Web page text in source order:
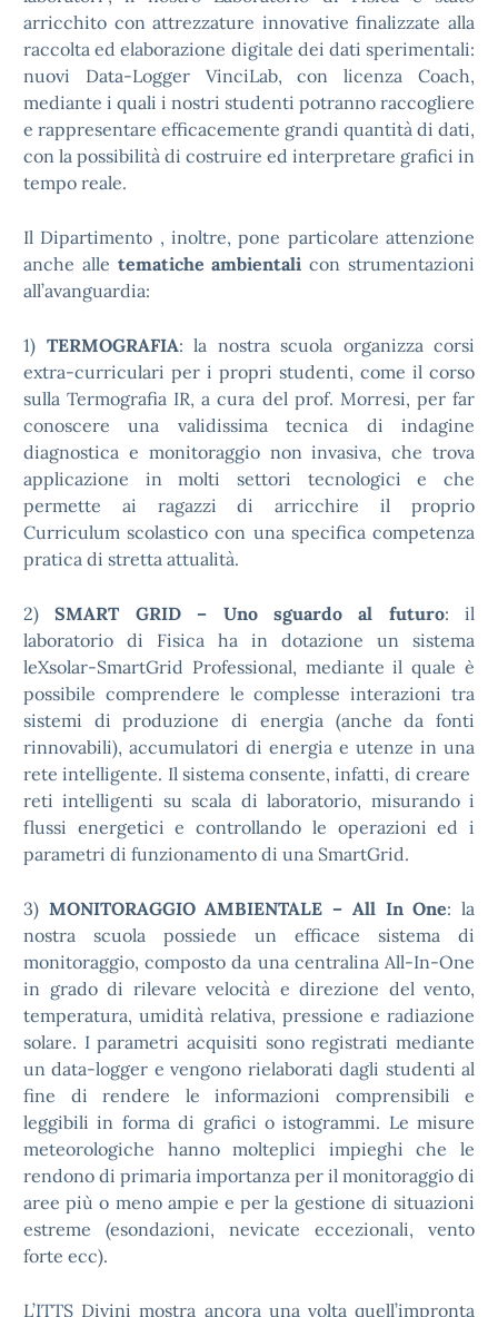
arricchito con attrezzature innovative finalizzate alla
raccolta ed elaborazione digitale dei dati sperimentali:
nuovi Data-Logger VinciLab, con licenza Coach,
mediante i quali i nostri studenti potranno raccogliere
e rappresentare efficacemente grandi quantità di dati,
con la possibilità di costruire ed interpretare grafici in
tempo reale.
Il Dipartimento , inoltre, pone particolare attenzione
anche alle tematiche ambientalicon strumentazioni
all’avanguardia:
1) TERMOGRAFIA: la nostra scuola organizza corsi
extra-curriculari per i propri studenti, come il corso
sulla Termografia IR, a cura del prof. Morresi, per far
conoscere una validissima tecnica di indagine
diagnostica e monitoraggio non invasiva, che trova
applicazione in molti settori tecnologici e che
permette ai ragazzi di arricchire il proprio
Curriculum scolastico con una specifica competenza
pratica di stretta attualità.
2)SMART GRID – Uno sguardo al futuro: il
laboratorio di Fisica ha in dotazione un sistema
leXsolar-SmartGrid Professional, mediante il quale è
possibile comprendere le complesse interazioni tra
sistemi di produzione di energia (anche da fonti
rinnovabili), accumulatori di energia e utenze in una
rete intelligente. Il sistema consente, infatti, di creare
reti intelligenti su scala di laboratorio, misurando i
flussi energetici e controllando le operazioni ed i
parametri di funzionamento di una SmartGrid.
3) MONITORAGGIO AMBIENTALE – All In One: la
nostra scuola possiede un efficace sistema di
monitoraggio, composto da una centralina All-In-One
in grado di rilevare velocità e direzione del vento,
temperatura, umidità relativa, pressione e radiazione
solare. I parametri acquisiti sono registrati mediante
un data-logger e vengono rielaborati dagli studenti al
fine di rendere le informazioni comprensibili e
leggibili in forma di grafici o istogrammi. Le misure
meteorologiche hanno molteplici impieghi che le
rendono di primaria importanza per il monitoraggio di
aree più o meno ampie e per la gestione di situazioni
estreme (esondazioni, nevicate eccezionali, vento
forte ecc).
L’ITTS Divini mostra ancora una volta quell’impronta